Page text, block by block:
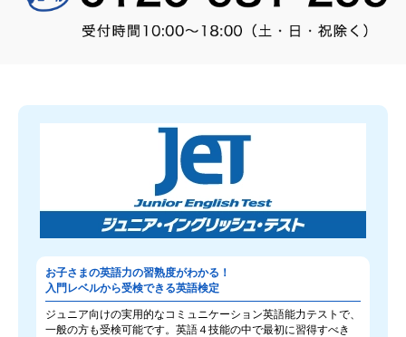
お子さまの英語力の習熟度がわかる！
入門レベルから受検できる英語検定
ジュニア向けの実用的なコミュニケーション英語能力テストで、
一般の方も受検可能です。英語４技能の中で最初に習得すべき